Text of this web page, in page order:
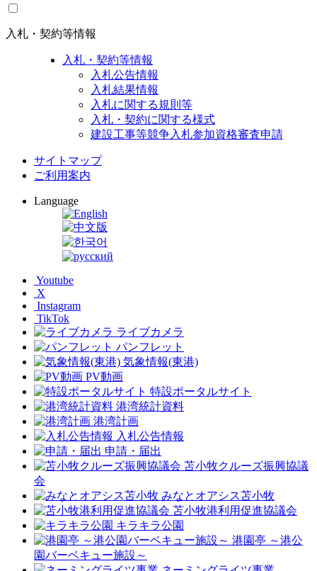
入札・契約等情報
入札・契約等情報
入札公告情報
入札結果情報
入札に関する規則等
入札・契約に関する様式
建設工事等競争入札参加資格審査申請
サイトマップ
ご利用案内
Language
Youtube
X
Instagram
TikTok
ライブカメラ
パンフレット
気象情報(東港)
PV動画
特設ポータルサイト
港湾統計資料
港湾計画
入札公告情報
申請・届出
苫小牧クルーズ振興協議
会
みなとオアシス苫小牧
苫小牧港利用促進協議会
キラキラ公園
港園亭 ～港公
園バーベキュー施設～